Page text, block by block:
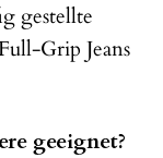
gestellte
Grip Jeans
geeignet?